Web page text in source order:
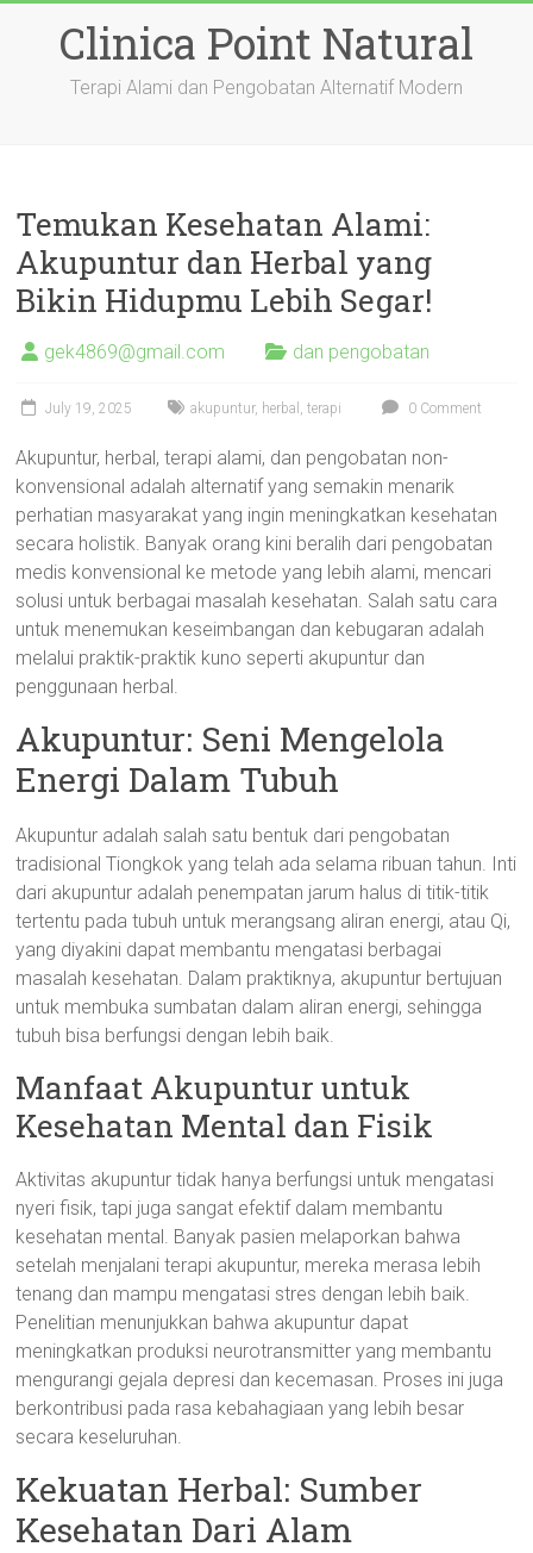
contentClinica Point Natural
Terapi Alami dan Pengobatan Alternatif Modern
Temukan Kesehatan Alami:
Akupuntur dan Herbal yang
Bikin Hidupmu Lebih Segar!
gek4869@gmail.com dan pengobatan
July 19, 2025 akupuntur, herbal ,terapi 0 Comment
Akupuntur, herbal, terapi alami, dan pengobatan non-
konvensional adalah alternatif yang semakin menarik
perhatian masyarakat yang ingin meningkatkan kesehatan
secara holistik. Banyak orang kini beralih dari pengobatan
medis konvensional ke metode yang lebih alami, mencari
solusi untuk berbagai masalah kesehatan. Salah satu cara
untuk menemukan keseimbangan dan kebugaran adalah
melalui praktik-praktik kuno seperti akupuntur dan
penggunaan herbal.
Akupuntur: Seni Mengelola
Energi Dalam Tubuh
Akupuntur adalah salah satu bentuk dari pengobatan
tradisional Tiongkok yang telah ada selama ribuan tahun. Inti
dari akupuntur adalah penempatan jarum halus di titik-titik
tertentu pada tubuh untuk merangsang aliran energi, atau Qi,
yang diyakini dapat membantu mengatasi berbagai
masalah kesehatan. Dalam praktiknya, akupuntur bertujuan
untuk membuka sumbatan dalam aliran energi, sehingga
tubuh bisa berfungsi dengan lebih baik.
Manfaat Akupuntur untuk
Kesehatan Mental dan Fisik
Aktivitas akupuntur tidak hanya berfungsi untuk mengatasi
nyeri fisik, tapi juga sangat efektif dalam membantu
kesehatan mental. Banyak pasien melaporkan bahwa
setelah menjalani terapi akupuntur, mereka merasa lebih
tenang dan mampu mengatasi stres dengan lebih baik.
Penelitian menunjukkan bahwa akupuntur dapat
meningkatkan produksi neurotransmitter yang membantu
mengurangi gejala depresi dan kecemasan. Proses ini juga
berkontribusi pada rasa kebahagiaan yang lebih besar
secara keseluruhan.
Kekuatan Herbal: Sumber
Kesehatan Dari Alam